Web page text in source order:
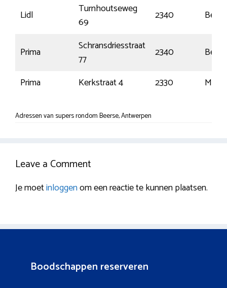
Lidl
Turnhoutseweg
69
2340
Prima
Schransdriesstraat
77
2340
Prima
Kerkstraat 4 2330
Adressen van supers rondom Beerse, Antwerpen
Leave a Comment
Je moetinloggenom een reactie te kunnen plaatsen.
Boodschappen reserveren